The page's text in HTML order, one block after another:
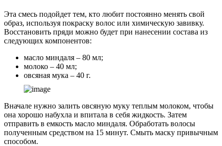
Эта смесь подойдет тем, кто любит постоянно менять свой
образ, используя покраску волос или химическую завивку.
Восстановить пряди можно будет при нанесении состава из
следующих компонентов:
масло миндаля – 80 мл;
молоко – 40 мл;
овсяная мука – 40 г.
Вначале нужно залить овсяную муку теплым молоком, чтобы
она хорошо набухла и впитала в себя жидкость. Затем
отправить в емкость масло миндаля. Обработать волосы
полученным средством на 15 минут. Смыть маску привычным
способом.